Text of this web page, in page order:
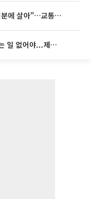
'굿 윌 헌팅' 배우 "기아 EV2 덕분에 살아"…교통사고 후 안전성 극찬
李대통령 “청년이 결혼 망설이는 일 없어야...제도상 불이익 조사”